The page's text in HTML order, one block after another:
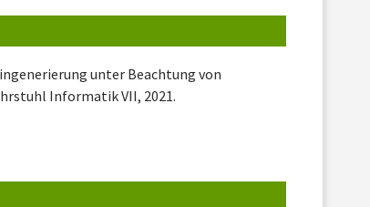
unter Beachtung von
Informatik VII, 2021.